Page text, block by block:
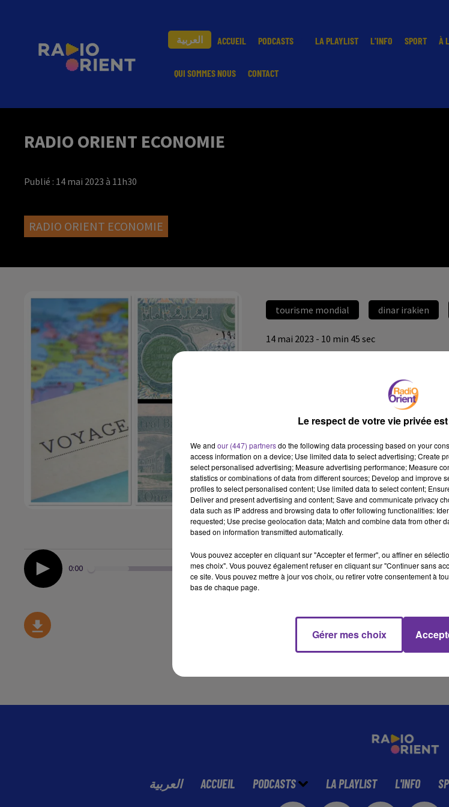
العربية ACCUEIL PODCASTS LA PLAYLIST L'INFO SPORT À
QUI SOMMES NOUS CONTACT
RADIO ORIENT ECONOMIE
Publié : 14 mai 2023 à 11h30
RADIO ORIENT ECONOMIE
tourisme mondial dinar irakien
14 mai 2023 - 10 min 45 sec
RADIO ORIENT ECONOMIE 13/5/2023
*Le tourisme mondial retrouve ses nivaux
période touristique selon le ministre du
*Le dinar irakien retrouve des valeurs face
but de la banque centrale
*Le président américain écarte l’hypothèse
défaut de paiement et ne pas honorer ses
*Point sur l’inflation en Égypte et en
0:00
العربية ACCUEIL PODCASTS LA PLAYLIST L'INFO
Le respect de votre vie privée
We and our (447) partnersdo the following data processing based on your
access information on a device; Use limited data to select advertising; Create
select personalised advertising; Measure advertising performance; Measure
statistics or combinations of data from different sources; Develop and improve
profiles to select personalised content; Use limited data to select content;
Deliver and present advertising and content; Save and communicate privacy
data such as IP address and browsing data to offer following functionalities:
requested; Use precise geolocation data; Match and combine data from other
based on information transmitted automatically.
Vous pouvez accepter en cliquant sur "Accepter et fermer", ou affiner en
mes choix". Vous pouvez également refuser en cliquant sur "Continuer sans
ce site. Vous pouvez mettre à jour vos choix, ou retirer votre consentement à
bas de chaque page.
Gérer mes choix